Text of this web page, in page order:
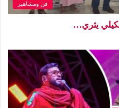
فن ومشاهير
يثري…